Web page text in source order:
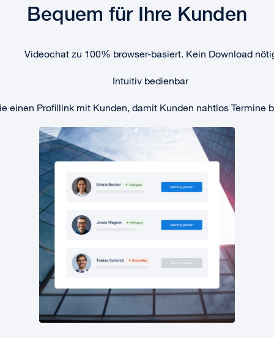
Bequem für Ihre Kunden
Videochat zu 100% browser-basiert. Kein Download
Intuitiv bedienbar
einen Profillink mitKunden, damitKunden nahtlos Termine